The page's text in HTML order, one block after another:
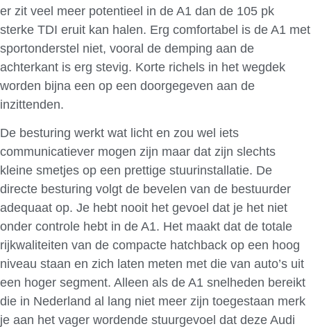
er zit veel meer potentieel in de A1 dan de 105 pk
sterke TDI eruit kan halen. Erg comfortabel is de A1 met
sportonderstel niet, vooral de demping aan de
achterkant is erg stevig. Korte richels in het wegdek
worden bijna een op een doorgegeven aan de
inzittenden.
De besturing werkt wat licht en zou wel iets
communicatiever mogen zijn maar dat zijn slechts
kleine smetjes op een prettige stuurinstallatie. De
directe besturing volgt de bevelen van de bestuurder
adequaat op. Je hebt nooit het gevoel dat je het niet
onder controle hebt in de A1. Het maakt dat de totale
rijkwaliteiten van de compacte hatchback op een hoog
niveau staan en zich laten meten met die van auto’s uit
een hoger segment. Alleen als de A1 snelheden bereikt
die in Nederland al lang niet meer zijn toegestaan merk
je aan het vager wordende stuurgevoel dat deze Audi